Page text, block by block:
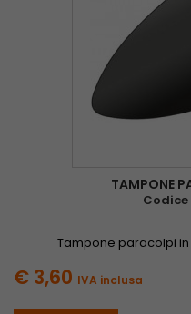
TAMPONE
Codice
Tampone paracolpi
€ 3,60 IVA inclusa